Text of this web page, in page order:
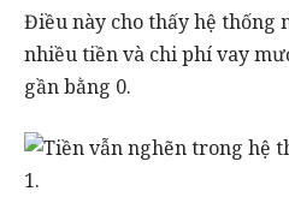
Điều này cho thấy hệ thống
nhiều tiền và chi phí vay
gần bằng 0.